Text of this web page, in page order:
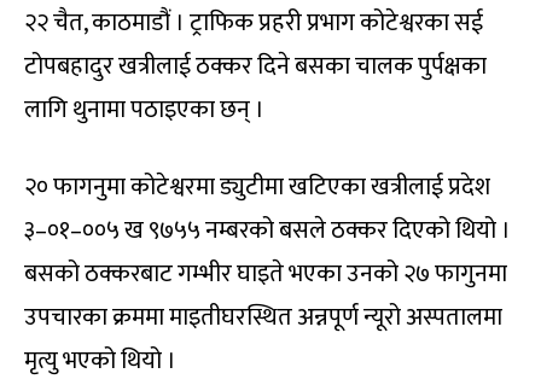
२२ चैत, काठमाडौं । ट्राफिक प्रहरी प्रभाग कोटेश्वरका सई
टोपबहादुर खत्रीलाई ठक्कर दिने बसका चालक पुर्पक्षका
लागि थुनामा पठाइएका छन् ।
२० फागनुमा कोटेश्वरमा ड्युटीमा खटिएका खत्रीलाई प्रदेश
३–०१–००५ ख ९७५५ नम्बरको बसले ठक्कर दिएको थियो ।
बसको ठक्करबाट गम्भीर घाइते भएका उनको २७ फागुनमा
उपचारका क्रममा माइतीघरस्थित अन्नपूर्ण न्यूरो अस्पतालमा
मृत्यु भएको थियो ।